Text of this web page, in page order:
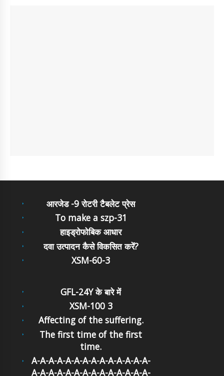
आरजेड -9 रोटरी टैबलेट प्रेस
To make a szp-31
हाइड्रोफोबिक आधार
दवा उत्पादन कैसे विकसित करें?
XSM-60-3
GFL-24Y के बारे में
XSM-100 3
Affecting of the suffering.
The first time of the first
time.
A-A-A-A-A-A-A-A-A-A-A-A-A-A-
A-A-A-A-A-A-A-A-A-A-A-A-A-A-